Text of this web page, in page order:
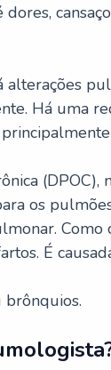
Há uma
(DPOC),
os
Como
É
brônquios.